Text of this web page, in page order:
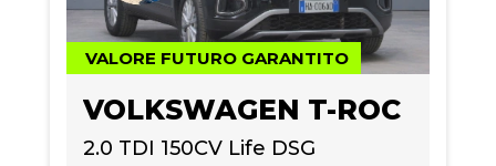
VALORE FUTURO GARANTITO
VOLKSWAGEN T-ROC
2.0 TDI 150CV Life DSG